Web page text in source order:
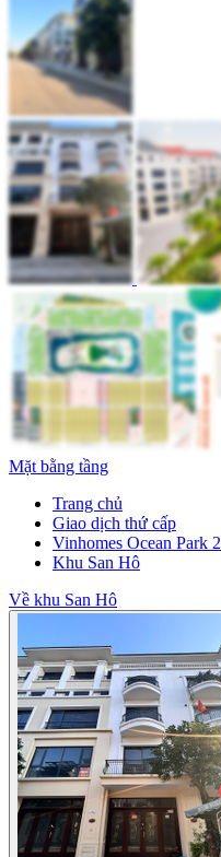
Mặt bằng tầng
Trang chủ
Giao dịch thứ cấp
Vinhomes Ocean Park 2
Khu San Hô
Về khu San Hô